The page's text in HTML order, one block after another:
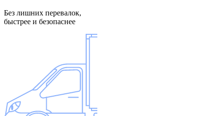
Без лишних перевалок,
быстрее и безопаснее